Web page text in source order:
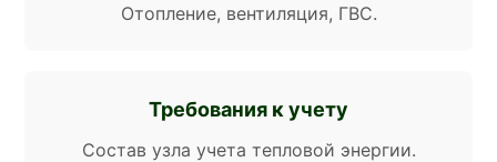
Отопление, вентиляция, ГВС.
Требования к учету
Состав узла учета тепловой энергии.